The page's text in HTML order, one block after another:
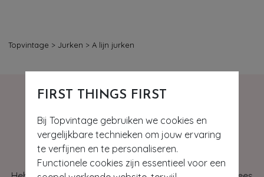
FIRST THINGS FIRST
Bij Topvintage gebruiken we cookies en
vergelijkbare technieken om jouw ervaring
te verfijnen en te personaliseren.
Functionele cookies zijn essentieel voor een
Topvintage > Jurken > A lijn jurken
Hey gorgeous